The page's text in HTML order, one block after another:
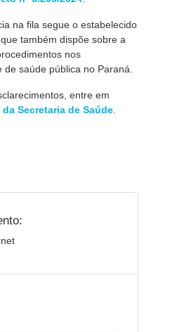
na fila segue o estabelecido
, que também dispõe sobre a
nos
saúde pública no Paraná.
entre em
Secretaria de Saúde